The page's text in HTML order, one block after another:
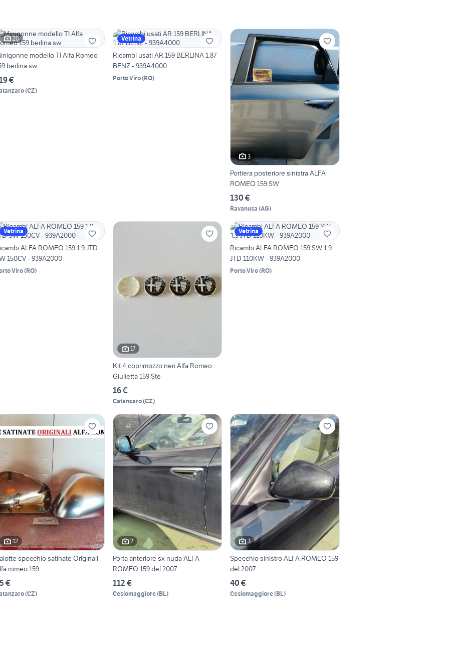
20
modello TI Alfa Romeo
berlina sw
€
(CZ)
Vetrina
Ricambi usati AR 159 BERLINA 1.87
BENZ.- 939A4000
Porto Viro(RO)
3
Portiera posteriore sinistra ALFA
ROMEO 159 SW
130 €
Ravanusa (AG)
Vetrina
ALFA ROMEO 159 1.9 JTD
150CV - 939A2000
Viro(RO)
17
Kit 4 coprimozzo neri Alfa Romeo
Giulietta 159 Ste
16 €
Catanzaro(CZ)
Vetrina
Ricambi ALFA ROMEO 159 SW 1.9
JTD 110KW - 939A2000
Porto Viro(RO)
12
specchio satinate Originali
romeo 159
€
(CZ)
2
Porta anteriore sx nuda ALFA
ROMEO 159 del 2007
112 €
Cesiomaggiore(BL)
3
Specchio sinistro ALFA ROMEO 159
del 2007
40 €
Cesiomaggiore(BL)